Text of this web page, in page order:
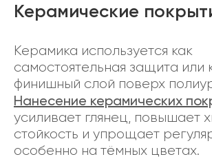
Керамические
Керамика используется как
самостоятельная защита или
финишный слой поверх
Нанесение керамических
усиливает глянец, повышает
стойкость и упрощает
особенно на тёмных цветах.